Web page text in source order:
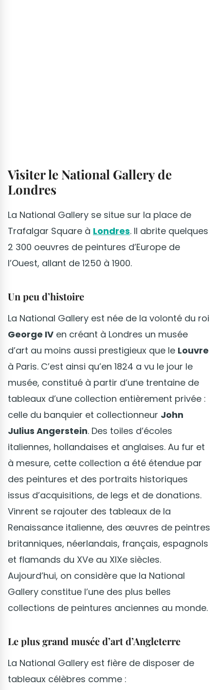
Visiter le National Gallery de
Londres
La National Gallery se situe sur la place de
Trafalgar Square à Londres. Il abrite quelques
2 300 oeuvres de peintures d’Europe de
l’Ouest, allant de 1250 à 1900.
Un peu d’histoire
La National Gallery est née de la volonté du roi
George IV en créant à Londres un musée
d’art au moins aussi prestigieux que le Louvre
à Paris. C’est ainsi qu’en 1824 a vu le jour le
musée, constitué à partir d’une trentaine de
tableaux d’une collection entièrement privée :
celle du banquier et collectionneur John
Julius Angerstein. Des toiles d’écoles
italiennes, hollandaises et anglaises. Au fur et
à mesure, cette collection a été étendue par
des peintures et des portraits historiques
issus d’acquisitions, de legs et de donations.
Vinrent se rajouter des tableaux de la
Renaissance italienne, des œuvres de peintres
britanniques, néerlandais, français, espagnols
et flamands du XVe au XIXe siècles.
Aujourd’hui, on considère que la National
Gallery constitue l’une des plus belles
collections de peintures anciennes au monde.
Le plus grand musée d’art d’Angleterre
La National Gallery est fière de disposer de
tableaux célèbres comme :